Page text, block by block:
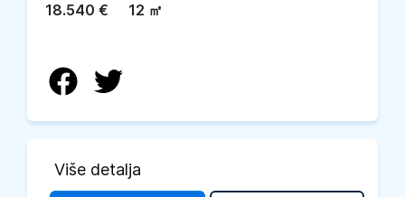
18.540 € 12 ㎡
Više detalja